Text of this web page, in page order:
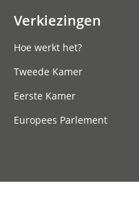
Verkiezingen
Hoe werkt het?
Tweede Kamer
Eerste Kamer
Europees Parlement